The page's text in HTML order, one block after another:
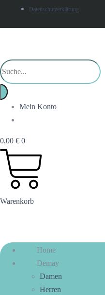
Datenschutzerklärung
Products
search
Mein Konto
0,00 € 0
Warenkorb
Home
Demay
Damen
Herren